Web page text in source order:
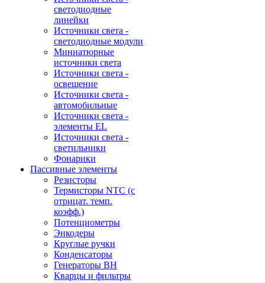
светодиодные
линейки
Источники света -
светодиодные модули
Миниатюрные
источники света
Источники света -
освещение
Источники света -
автомобильные
Источники света -
элементы EL
Источники света -
светильники
Фонарики
Пассивные элементы
Резисторы
Термисторы NTC (с
отрицат. темп.
коэфф.)
Потенциометры
Энкодеры
Круглые ручки
Конденсаторы
Генераторы ВН
Кварцы и фильтры